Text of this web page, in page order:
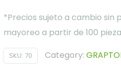
*Precios sujeto a cambio sin
mayoreo a partir de 100
SKU: 70 Category: